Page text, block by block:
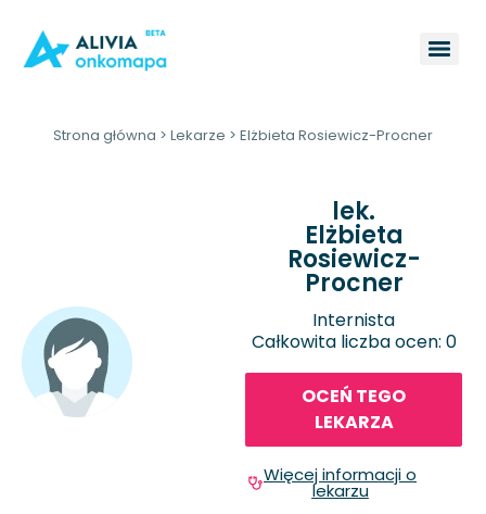
Strona główna > Lekarze > Elżbieta Rosiewicz-Procner
lek.
Elżbieta
Rosiewicz-
Procner
Internista
Całkowita liczba ocen: 0
OCEŃ TEGO
LEKARZA
Więcej informacji o
lekarzu